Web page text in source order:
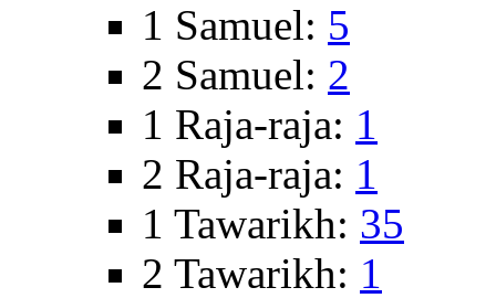
1 Samuel: 5
2 Samuel: 2
1 Raja-raja: 1
2 Raja-raja: 1
1 Tawarikh: 35
2 Tawarikh: 1